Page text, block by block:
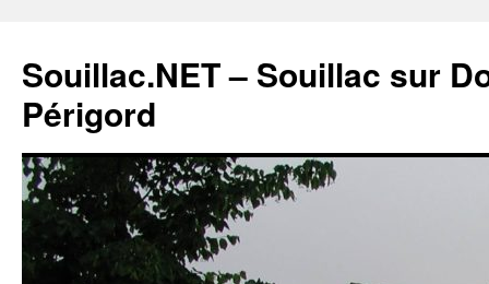
Souillac.NET – Souillac sur
Périgord